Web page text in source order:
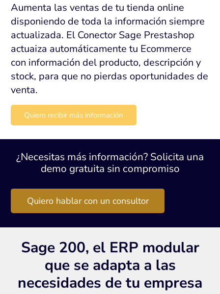
Aumenta las ventas de tu tienda online
disponiendo de toda la información siempre
actualizada. El Conector Sage Prestashop
actuaiza automáticamente tu Ecommerce
con información del producto, descripción y
stock, para que no pierdas oportunidades de
venta.
Quiero recibir más información
¿Necesitas más información? Solicita una
demo gratuita sin compromiso
Quiero hablar con un consultor
Sage 200, el ERP modular
que se adapta a las
necesidades de tu empresa